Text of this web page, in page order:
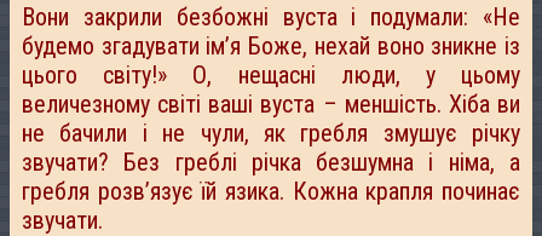
Вони закрили безбожні вуста і подумали: «Не
будемо згадувати ім’я Боже, нехай воно зникне із
цього світу!» О, нещасні люди, у цьому
величезному світі ваші вуста – меншість. Хіба ви
не бачили і не чули, як гребля змушує річку
звучати? Без греблі річка безшумна і німа, а
гребля розв’язує їй язика. Кожна крапля починає
звучати.